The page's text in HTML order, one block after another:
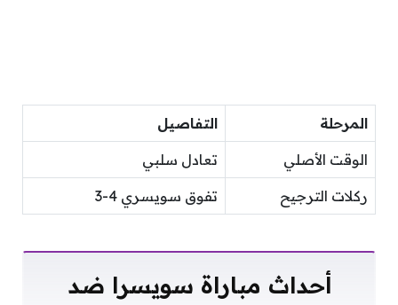
المرحلة التفاصيل
الوقت الأصلي تعادل سلبي
ركلات الترجيح تفوق سويسري 4-3
أحداث مباراة سويسرا ضد